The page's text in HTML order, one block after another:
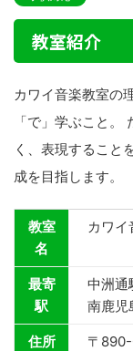
教室紹介
カワイ音楽教室の
「で」学ぶこと
く、表現すること
成を目指します。
教室
名
カワ
最寄
駅
中洲通
南鹿児
住所
〒